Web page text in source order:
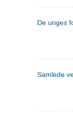
De unges
Samlede